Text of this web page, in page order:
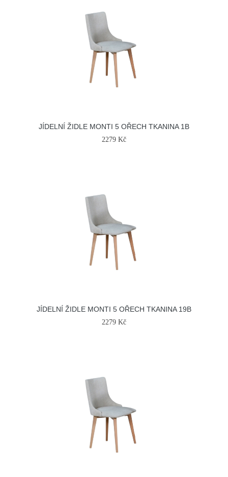
JÍDELNÍ ŽIDLE MONTI 5 OŘECH TKANINA 1B
2279 Kč
JÍDELNÍ ŽIDLE MONTI 5 OŘECH TKANINA 19B
2279 Kč